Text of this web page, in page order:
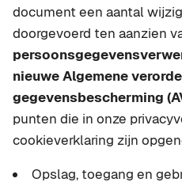
document een aantal
doorgevoerd ten aanzien
nieuwe Algemene
gegevensbescherming
punten die in onze
cookieverklaring zijn
Opslag, toegang en